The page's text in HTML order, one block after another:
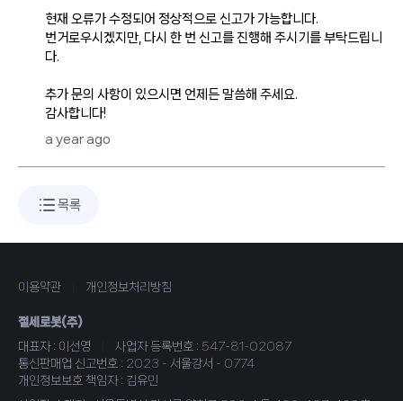
현재 오류가 수정되어 정상적으로 신고가 가능합니다.
번거로우시겠지만, 다시 한 번 신고를 진행해 주시기를 부탁드립니
다.
추가 문의 사항이 있으시면 언제든 말씀해 주세요.
감사합니다!
a year ago
목록
이용약관 개인정보처리방침
절세로봇(주)
대표자 : 이선영
사업자 등록번호 : 547-81-02087
통신판매업 신고번호 : 2023 - 서울강서 - 0774
개인정보보호 책임자 : 김유민